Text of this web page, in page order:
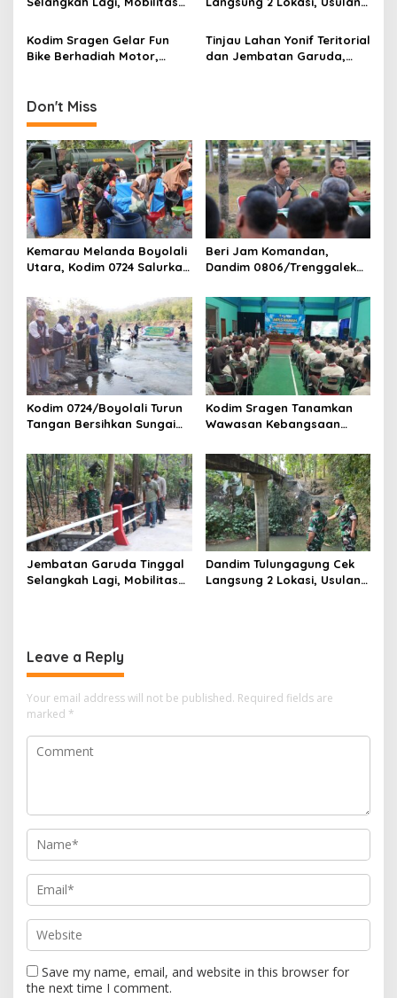
i
o
n
Pulih
Disiapkan Berdasarkan
Kondisi Lapangan
Kodim Sragen Gelar Fun
Bike Berhadiah Motor,
Tinjau Lahan Yonif Teritorial
dan Jembatan Garuda,
Don't Miss
Kemarau Melanda Boyolali
Utara, Kodim 0724 Salurkan
Beri Jam Komandan,
Dandim 0806/Trenggalek
Kodim 0724/Boyolali Turun
Tangan Bersihkan Sungai
Kodim Sragen Tanamkan
Wawasan Kebangsaan
Pelajar Tentang Hal Ini
Jembatan Garuda Tinggal
Selangkah Lagi, Mobilitas
Dandim Tulungagung Cek
Langsung 2 Lokasi, Usulan
Leave a Reply
Your email address will not be published. Required fields are
marked *
Save my name, email, and website in this browser for
the next time I comment.